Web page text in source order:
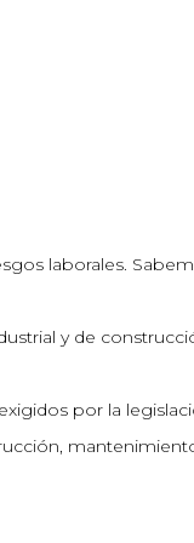
laborales.
y de
por la